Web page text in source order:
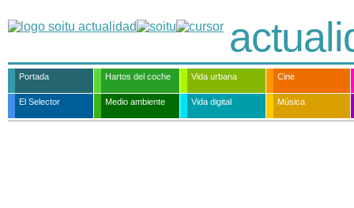
Portada Hartos del coche Vida urbana Cine
El Selector Medio ambiente Vida digital Música